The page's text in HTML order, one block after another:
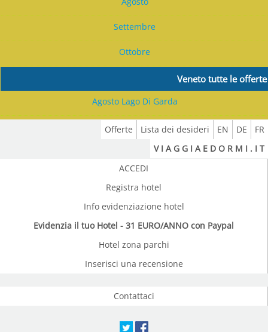
Settembre
Ottobre
Veneto tutte le offerte
Agosto Lago Di Garda
FR
DE
EN
Lista dei desideri
Offerte
V I A G G I A E D O R M I . I T
ACCEDI
Registra hotel
Info evidenziazione hotel
Evidenzia il tuo Hotel - 31 EURO/ANNO con Paypal
Hotel zona parchi
Inserisci una recensione
Contattaci